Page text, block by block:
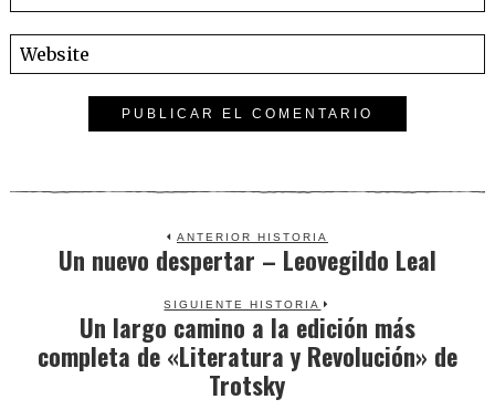
ANTERIOR HISTORIA
Previous
Un nuevo despertar – Leovegildo Leal
SIGUIENTE HISTORIA
Next
post:
Un largo camino a la edición más
completa de «Literatura y Revolución» de
Trotsky